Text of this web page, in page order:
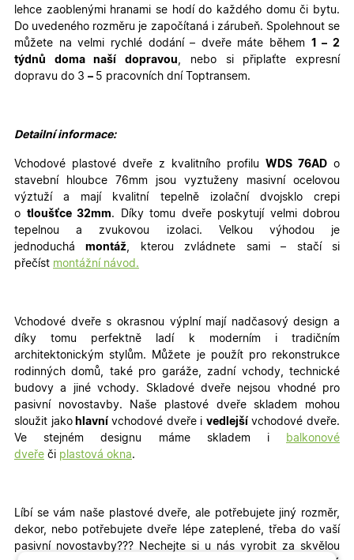
lehce zaoblenými hranami se hodí do každého domu či bytu.
Do uvedeného rozměru je započítaná i zárubeň. Spolehnout se
můžete na velmi rychlé dodání – dveře máte během 1 – 2
týdnů doma naší dopravou, nebo si připlaťte expresní
dopravu do 3 – 5 pracovních dní Toptransem.
Detailní informace:
Vchodové plastové dveře z kvalitního profilu WDS 76AD o
stavební hloubce 76mm jsou vyztuženy masivní ocelovou
výztuží a mají kvalitní tepelně izolační dvojsklo crepi
o tloušťce 32mm. Díky tomu dveře poskytují velmi dobrou
tepelnou a zvukovou izolaci. Velkou výhodou je
jednoduchámontáž, kterou zvládnete sami – stačí si
přečíst montážní návod.
Vchodové dveře s okrasnou výplní mají nadčasový design a
díky tomu perfektně ladí k moderním i tradičním
architektonickým stylům. Můžete je použít pro rekonstrukce
rodinných domů, také pro garáže, zadní vchody, technické
budovy a jiné vchody. Skladové dveře nejsou vhodné pro
pasivní novostavby. Naše plastové dveře skladem mohou
sloužit jakohlavní vchodové dveře i vedlejší vchodové dveře.
Ve stejném designu máme skladem i
balkonové
dveře či plastová okna.
Líbí se vám naše plastové dveře, ale potřebujete jiný rozměr,
dekor, nebo potřebujete dveře lépe zateplené, třeba do vaší
pasivní novostavby???
Nechejte si u nás vyrobit za skvělou